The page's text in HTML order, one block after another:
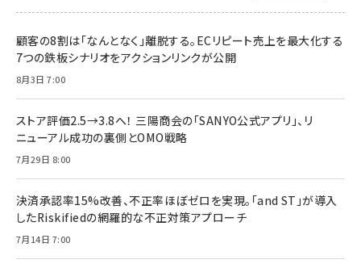
顧客の8割は「なんとなく」離脱する。ECリピート売上を最大化する
7つの鉄板シナリオをアクションリンクが公開
8月3日 7:00
ストア評価2.5→3.8へ！ 三陽商会の「SANYO公式アプリ」、リ
ニューアル成功の裏側とOMO戦略
7月29日 8:00
決済承認率15%改善、不正率ほぼゼロを実現。「and ST」が導入
したRiskifiedの網羅的な不正対策アプローチ
7月14日 7:00